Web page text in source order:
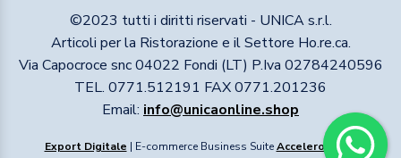
©2023 tutti i diritti riservati - UNICA s.r.l.
Articoli per la Ristorazione e il Settore Ho.re.ca.
Via Capocroce snc 04022 Fondi (LT) P.Iva 02784240596
TEL. 0771.512191 FAX 0771.201236
Email: info@unicaonline.shop
Export Digitale | E-commerce Business SuiteAccelero v1.1.1